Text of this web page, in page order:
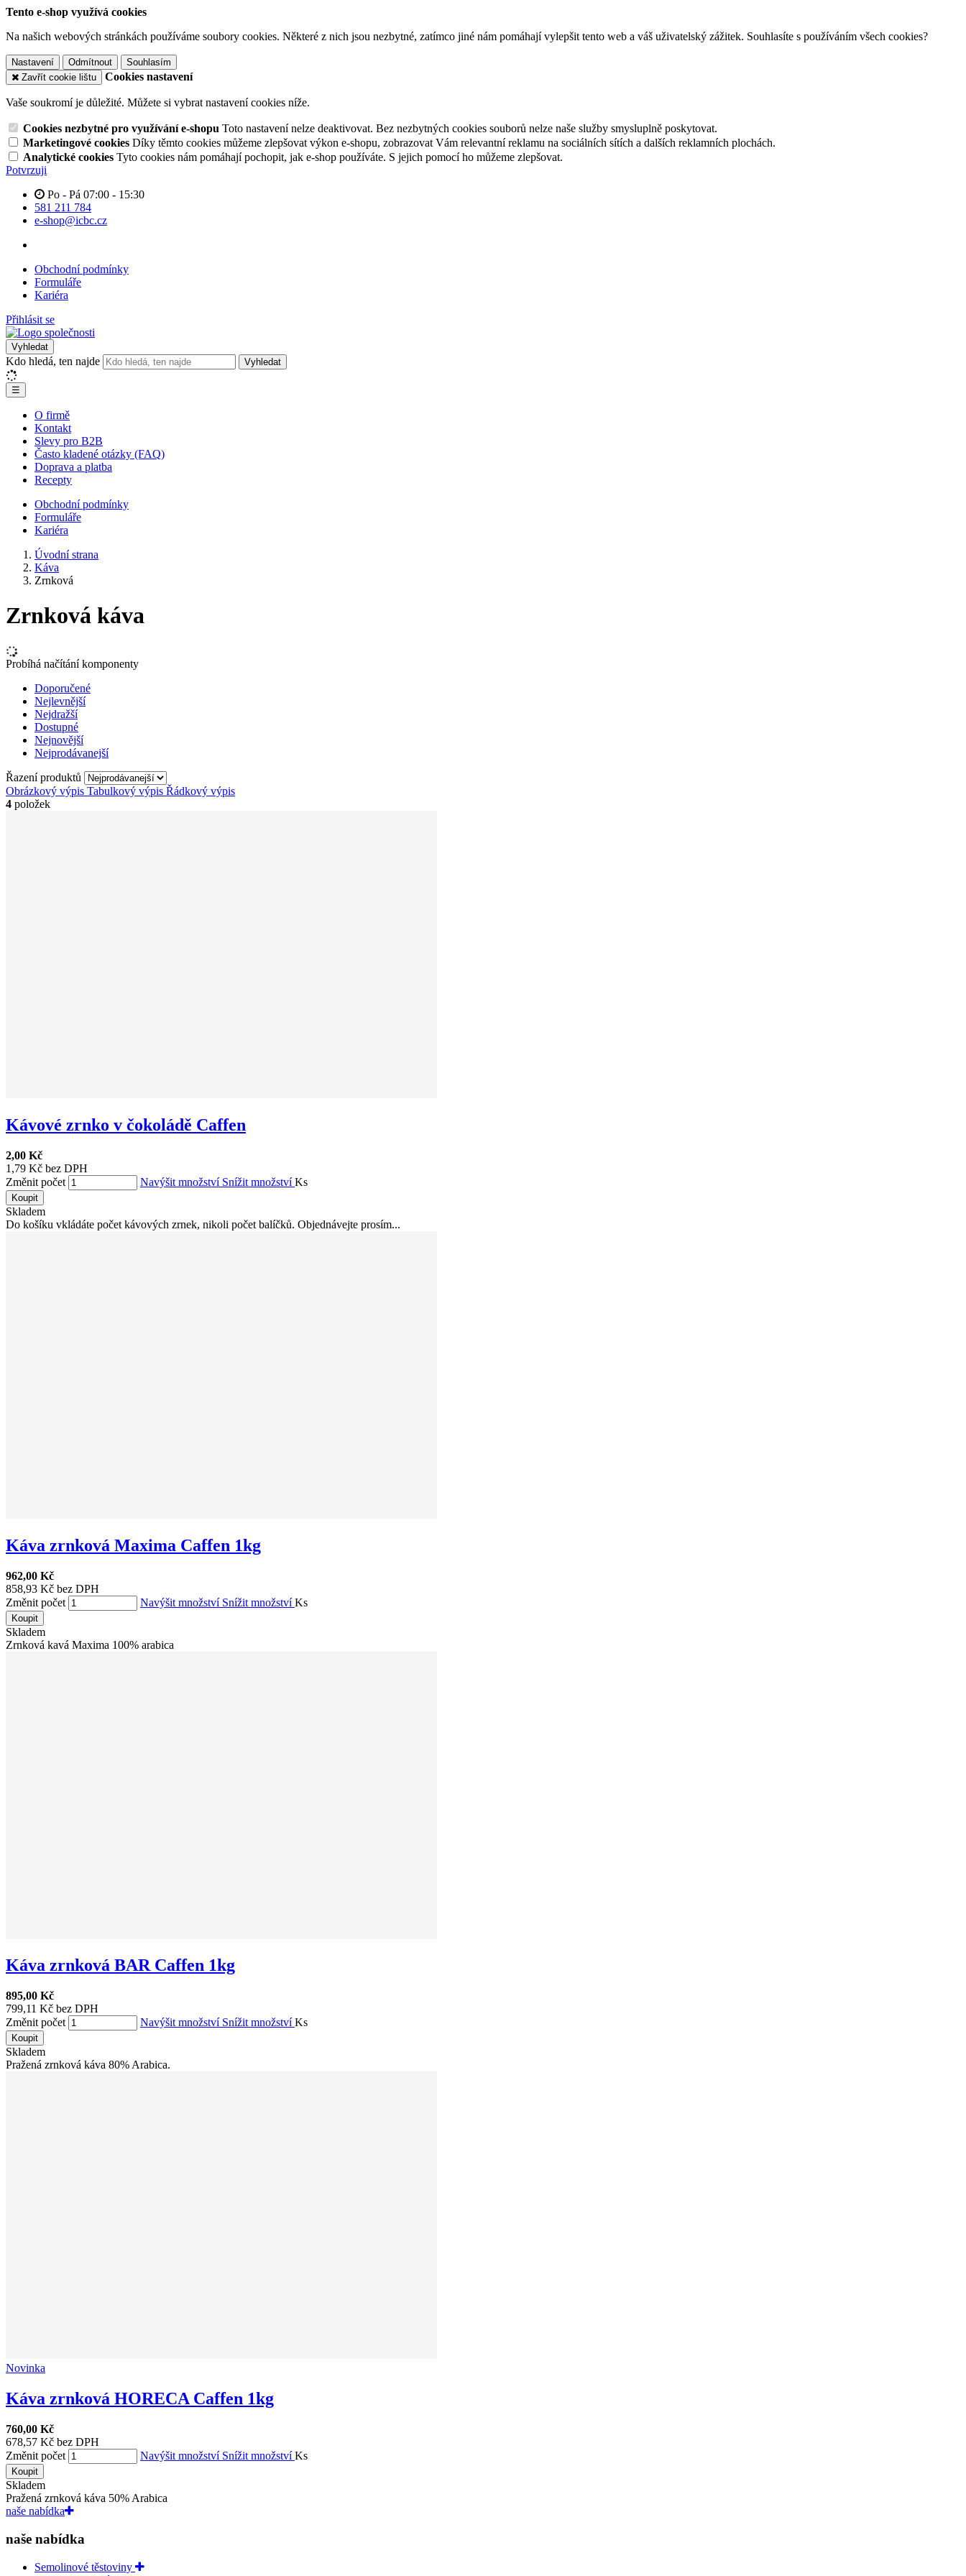
Tento e-shop využívá cookies
Na našich webových stránkách používáme soubory cookies. Některé z nich jsou nezbytné, zatímco jiné nám pomáhají vylepšit tento web a váš uživatelský zážitek. Souhlasíte s používáním všech cookies?
Nastavení Odmítnout
Souhlasím
Zavřít cookie lištu
Cookies nastavení
Vaše soukromí je důležité. Můžete si vybrat nastavení cookies níže.
Cookies nezbytné pro využívání e-shopu Toto nastavení nelze deaktivovat. Bez nezbytných cookies souborů nelze naše služby smysluplně poskytovat.
Marketingové cookies Díky těmto cookies můžeme zlepšovat výkon e-shopu, zobrazovat Vám relevantní reklamu na sociálních sítích a dalších reklamních plochách.
Analytické cookies Tyto cookies nám pomáhají pochopit, jak e-shop používáte. S jejich pomocí ho můžeme zlepšovat.
Potvrzuji
Po - Pá 07:00 - 15:30
581 211 784
e-shop@icbc.cz
Obchodní podmínky
Formuláře
Kariéra
Přihlásit se
Vyhledat
Kdo hledá, ten najde Vyhledat
☰
O firmě
Kontakt
Slevy pro B2B
Často kladené otázky (FAQ)
Doprava a platba
Recepty
Obchodní podmínky
Formuláře
Kariéra
Úvodní strana
Káva
Zrnková
Zrnková káva
Probíhá načítání komponenty
Doporučené
Nejlevnější
Nejdražší
Dostupné
Nejnovější
Nejprodávanejší
Řazení produktů
Obrázkový výpis Tabulkový výpis Řádkový výpis
4 položek
Kávové zrnko v čokoládě Caffen
2,00 Kč
1,79 Kč bez DPH
Změnit počet
Navýšit množství Snížit množstvíKs
Koupit
Skladem
Do košíku vkládáte počet kávových zrnek, nikoli počet balíčků. Objednávejte prosím...
Káva zrnková Maxima Caffen 1kg
962,00 Kč
858,93 Kč bez DPH
Změnit počet
Navýšit množství Snížit množstvíKs
Koupit
Skladem
Zrnková kavá Maxima 100% arabica
Káva zrnková BAR Caffen 1kg
895,00 Kč
799,11 Kč bez DPH
Změnit počet
Navýšit množství Snížit množstvíKs
Koupit
Skladem
Pražená zrnková káva 80% Arabica.
Novinka
Káva zrnková HORECA Caffen 1kg
760,00 Kč
678,57 Kč bez DPH
Změnit počet
Navýšit množství Snížit množstvíKs
Koupit
Skladem
Pražená zrnková káva 50% Arabica
naše nabídka
naše nabídka
Semolinové těstoviny